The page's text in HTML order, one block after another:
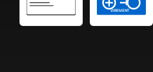
VIREMENT